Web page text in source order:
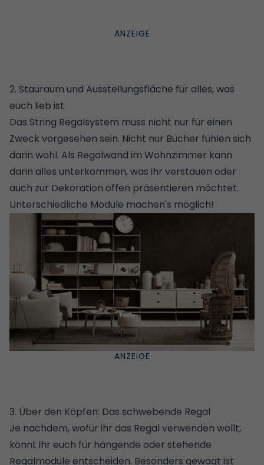
2. Stauraum und Ausstellungsfläche für alles, was
euch lieb ist
Das String Regalsystem muss nicht nur für einen
Zweck vorgesehen sein. Nicht nur Bücher fühlen sich
darin wohl. Als Regalwand im Wohnzimmer kann
darin alles unterkommen, was ihr verstauen oder
auch zur Dekoration offen präsentieren möchtet.
Unterschiedliche Module machen's möglich!
3. Über den Köpfen: Das schwebende Regal
Je nachdem, wofür ihr das Regal verwenden wollt,
könnt ihr euch für hängende oder stehende
Regalmodule entscheiden. Besonders gewagt ist